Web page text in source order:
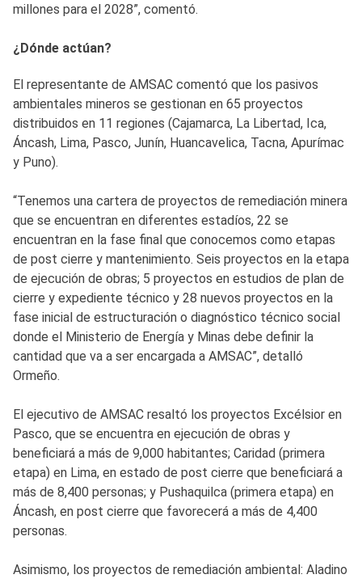
millones para el 2028”, comentó.
¿Dónde actúan?
El representante de AMSAC comentó que los pasivos
ambientales mineros se gestionan en 65 proyectos
distribuidos en 11 regiones (Cajamarca, La Libertad, Ica,
Áncash, Lima, Pasco, Junín, Huancavelica, Tacna, Apurímac
y Puno).
“Tenemos una cartera de proyectos de remediación minera
que se encuentran en diferentes estadíos, 22 se
encuentran en la fase final que conocemos como etapas
de post cierre y mantenimiento. Seis proyectos en la etapa
de ejecución de obras; 5 proyectos en estudios de plan de
cierre y expediente técnico y 28 nuevos proyectos en la
fase inicial de estructuración o diagnóstico técnico social
donde el Ministerio de Energía y Minas debe definir la
cantidad que va a ser encargada a AMSAC”, detalló
Ormeño.
El ejecutivo de AMSAC resaltó los proyectos Excélsior en
Pasco, que se encuentra en ejecución de obras y
beneficiará a más de 9,000 habitantes; Caridad (primera
etapa) en Lima, en estado de post cierre que beneficiará a
más de 8,400 personas; y Pushaquilca (primera etapa) en
Áncash, en post cierre que favorecerá a más de 4,400
personas.
Asimismo, los proyectos de remediación ambiental: Aladino